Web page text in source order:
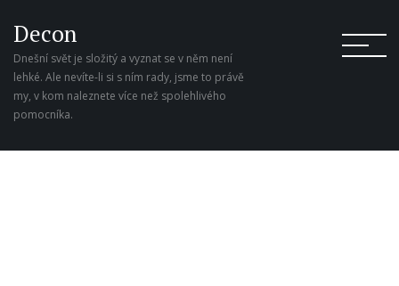
Decon
Dnešní svět je složitý a vyznat se v něm není
lehké. Ale nevíte-li si s ním rady, jsme to právě
my, v kom naleznete více než spolehlivého
pomocníka.